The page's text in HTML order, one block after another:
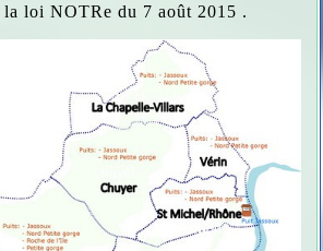
loi NOTRe du 7 août 2015 .